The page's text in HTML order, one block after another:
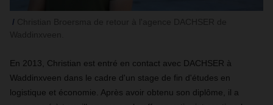
En 2013, Christian est entré en contact avec DACHSER à
Waddinxveen dans le cadre d'un stage de fin d'études en
logistique et économie. Après avoir obtenu son diplôme, il a